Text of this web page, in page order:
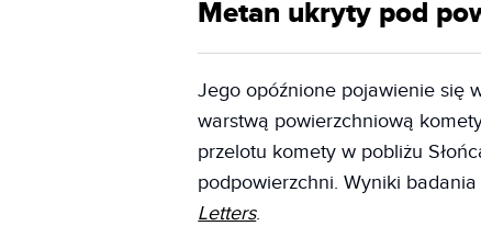
Metan ukryty pod
Jego opóźnione pojawienie się
warstwą powierzchniową
przelotu komety w pobliżu
podpowierzchni. Wyniki
Letters.